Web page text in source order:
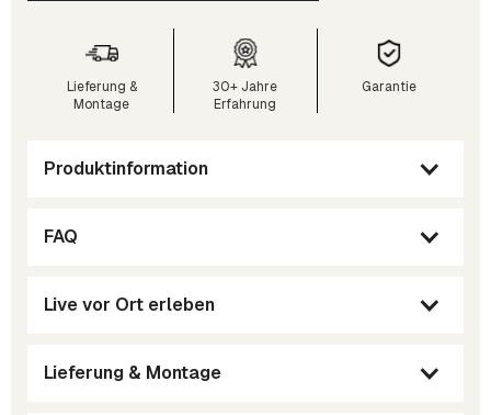
Lieferung &
Montage
30+ Jahre
Erfahrung
Garantie
Produktinformation
FAQ
Live vor Ort erleben
Lieferung & Montage